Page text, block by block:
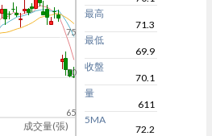
成交量(張)
65
70
75
最高
71.3
最低
69.9
收盤
70.1
量
611
5MA
72.2